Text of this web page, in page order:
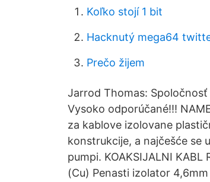
Koľko stojí 1 bit
Hacknutý mega64
Prečo žijem
Jarrod Thomas:
Vysoko odporúčané!!!
za kablove izolovane
konstrukcije, a najčešće se
pumpi. KOAKSIJALNI
(Cu) Penasti izolator